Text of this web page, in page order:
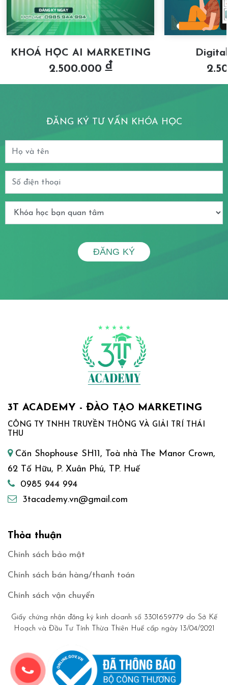
KHOÁ HỌC AI MARKETING
2.500.000đ
ĐĂNG KÝ TƯ VẤN KHÓA HỌC
ĐĂNG KÝ
3T ACADEMY - ĐÀO TẠO MARKETING
CÔNG TY TNHH TRUYỀN THÔNG VÀ GIẢI TRÍ THÁI
THU
Căn Shophouse SH11, Toà nhà The Manor Crown,
62 Tố Hữu, P. Xuân Phú, TP. Huế
0985 944 994
3tacademy.vn@gmail.com
Thỏa thuận
Chính sách bảo mật
Chính sách bán hàng/thanh toán
Chính sách vận chuyển
Giấy chứng nhận đăng ký kinh doanh số 3301659779 do Sở Kế
Hoạch và Đầu Tư Tỉnh Thừa Thiên Huế cấp ngày 13/04/2021